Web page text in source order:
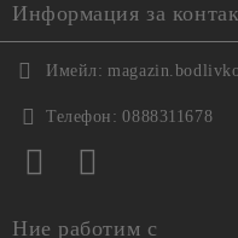
Информация за
Имейл:
Телефон: 0888311678
Ние работим с